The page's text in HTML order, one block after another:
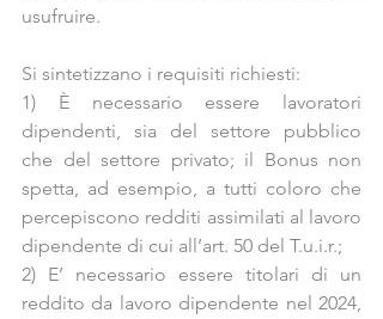
usufruire.
Si sintetizzano i requisiti richiesti:
1) È necessario essere lavoratori
dipendenti, sia del settore pubblico
che del settore privato; il Bonus non
spetta, ad esempio, a tutti coloro che
percepiscono redditi assimilati al lavoro
dipendente di cui all’art. 50 del T.u.i.r.;
2) E’ necessario essere titolari di un
reddito da lavoro dipendente nel 2024,